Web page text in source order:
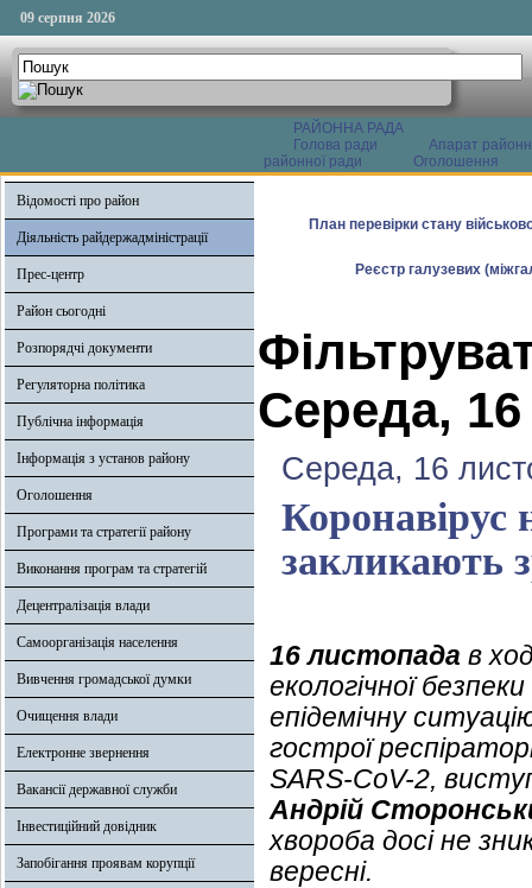
09 серпня 2026
РАЙОННА РАДА
Голова ради
Апарат
районної ради
Оголошення
Відомості про район
Діяльність райдержадміністрації
Прес-центр
Район сьогодні
Розпорядчі документи
Регуляторна політика
Публічна інформація
Інформація з установ району
Оголошення
Програми та стратегії району
Виконання програм та стратегій
Децентралізація влади
Самоорганізація населення
Вивчення громадської думки
Очищення влади
Електронне звернення
Вакансії державної служби
Інвестиційний довідник
Запобігання проявам корупції
План перевірки стану
Реєстр галузевих
Середа,
Середа, 16
Коронавірус
закликають
16 листопада в
екологічної
епідемічну
гострої
SARS-CoV-2,
Андрій
хвороба досі не
вересні.